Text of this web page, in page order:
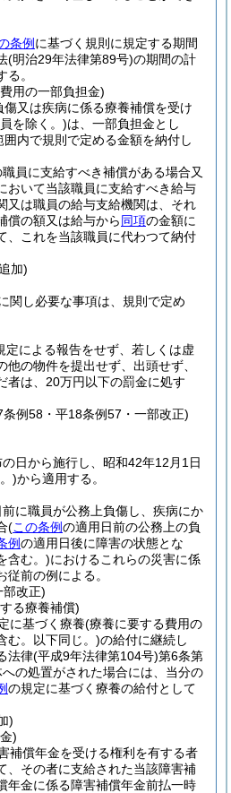
条例 に基づく規則に規定する期間
(明治29年法律第89号)の期間の計
。
用の一部負担金)
傷又は疾病に係る療養補償を受け
を除く。)は、一部負担金とし
内で規則で定める金額を納付し
職員に支給すべき補償がある場合又
おいて当該職員に支給すべき給与
又は職員の給与支給機関は、それ
償の額又は給与から同項の金額に
、これを当該職員に代わつて納付
加)
関し必要な事項は、規則で定め
定による報告をせず、若しくは虚
の物件を提出せず、出頭せず、
者は、20万円以下の罰金に処す
例58・平18条例57・一部改正)
の日から施行し、昭和42年12月1日
)から適用する。
に職員が公務上負傷し、疾病にか
(この条例の適用日前の公務上の負
例の適用日後に障害の状態とな
含む。)におけるこれらの災害に係
前の例による。
改正)
る療養補償)
に基づく療養(療養に要する費用の
む。以下同じ。)の給付に継続し
法律(平成9年法律第104号)第6条第
の処置がされた場合には、当分の
の規定に基づく療養の給付として
)
)
補償年金を受ける権利を有する者
、その者に支給された当該障害補
年金に係る障害補償年金前払一時